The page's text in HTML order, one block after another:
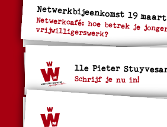
Netwerkbijeenkomst 19
Netwerkcafé: hoe betrek je
vrijwilligerswerk?
11e Pieter
Schrijf je nu in!